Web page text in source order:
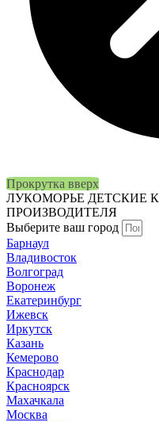
Прокрутка вверх
ЛУКОМОРЬЕ ДЕТСКИЕ
ПРОИЗВОДИТЕЛЯ
Выберите ваш город
Барнаул
Владивосток
Волгоград
Воронеж
Екатеринбург
Ижевск
Иркутск
Казань
Кемерово
Краснодар
Красноярск
Махачкала
Москва